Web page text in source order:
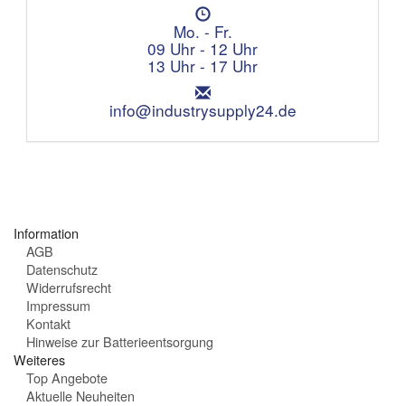
e
o
n
:
Ö
f
n
u
n
g
Mo. - Fr.
09 Uhr - 12 Uhr
13 Uhr - 17 Uhr
E
m
i
info@industrysupply24.de
Information
AGB
Datenschutz
Widerrufsrecht
Impressum
Kontakt
Hinweise zur Batterieentsorgung
Weiteres
Top Angebote
Aktuelle Neuheiten